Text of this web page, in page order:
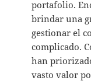
portafolio.
brindar una
gestionar el
complicado.
han
vasto valor